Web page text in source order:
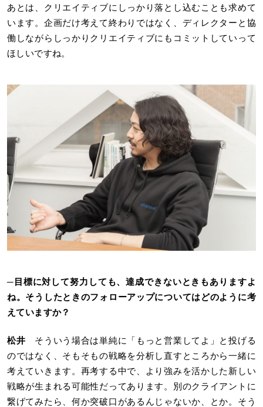
あとは、クリエイティブにしっかり落とし込むことも求めて
います。企画だけ考えて終わりではなく、ディレクターと協
働しながらしっかりクリエイティブにもコミットしていって
ほしいですね。
─ 目標に対して努力しても、達成できないときもありますよ
ね。そうしたときのフォローアップについてはどのように考
えていますか？
松井 そういう場合は単純に「もっと営業してよ」と投げる
のではなく、そもそもの戦略を分析し直すところから一緒に
考えていきます。再考する中で、より強みを活かした新しい
戦略が生まれる可能性だってあります。別のクライアントに
繋げてみたら、何か突破口があるんじゃないか、とか。そう